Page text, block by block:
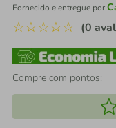
Fornecido e entregue por
☆☆☆☆☆ (0
Compre com pontos: